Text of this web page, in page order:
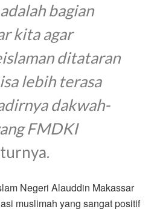
bagian
kita agar
ditataran
lebih terasa
dakwah-
FMDKI
Negeri Alauddin Makassar
muslimah yang sangat positif